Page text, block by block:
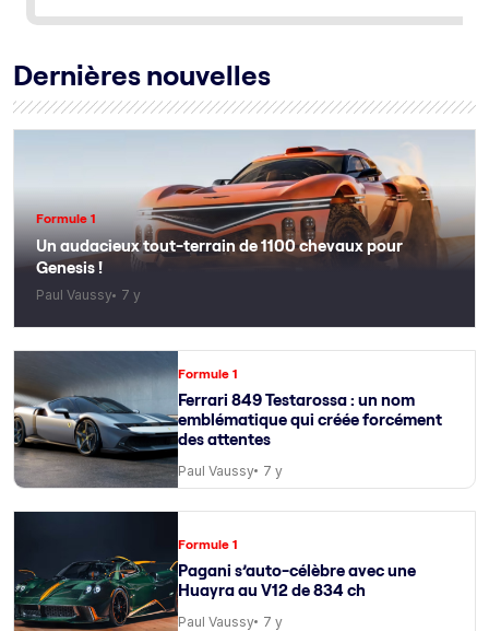
Dernières nouvelles
Formule 1
Un audacieux tout-terrain de 1100 chevaux pour
Genesis !
Paul Vaussy 7 y
Formule 1
Ferrari 849 Testarossa : un nom
emblématique qui créée forcément
des attentes
Paul Vaussy 7 y
Formule 1
Pagani s’auto-célèbre avec une
Huayra au V12 de 834 ch
Paul Vaussy 7 y